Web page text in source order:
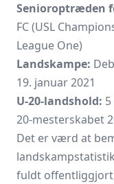
Senioroptræden
FC(USL
League One)
Landskampe:
19. januar 2021
U-20-landshold:
20-mesterskabet
Det er værd at
fuldt